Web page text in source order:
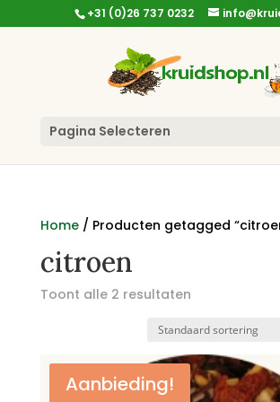
+31 (0)26 737 0232
Pagina Selecteren
Home/ Producten getagged
citroen
Toont alle 2 resultaten
Aanbieding!